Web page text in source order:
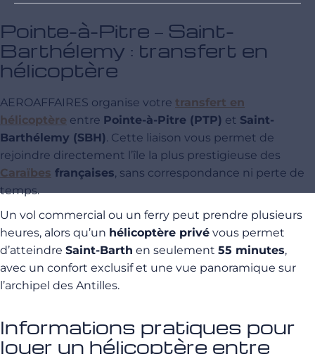
Pointe-à-Pitre – Saint-
Barthélemy : transfert en
hélicoptère
AEROAFFAIRES organise votre transfert en
hélicoptère entre Pointe-à-Pitre (PTP) et Saint-
Barthélemy (SBH). Cette liaison vous permet de
rejoindre directement l’île la plus prestigieuse des
Caraïbes françaises, sans correspondance ni perte de
temps.
Un vol commercial ou un ferry peut prendre plusieurs
heures, alors qu’un hélicoptère privé vous permet
d’atteindre Saint-Barth en seulement 55 minutes,
avec un confort exclusif et une vue panoramique sur
l’archipel des Antilles.
Informations pratiques pour
louer un hélicoptère entre